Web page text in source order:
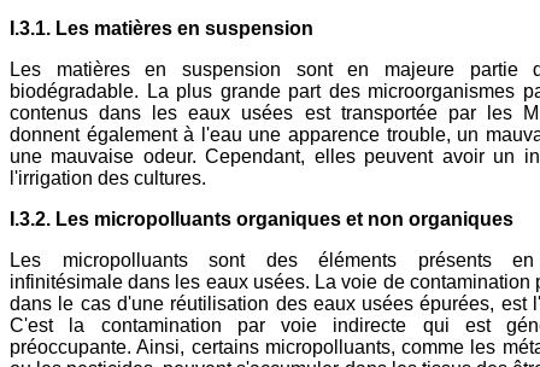
I.3.1. Les matières en suspension
Les matières en suspension sont en majeure partie
biodégradable. La plus grande part des microorganismes
contenus dans les eaux usées est transportée par les
donnent également à l'eau une apparence trouble, un
une mauvaise odeur. Cependant, elles peuvent avoir un
l'irrigation des cultures.
I.3.2. Les micropolluants organiques et non organiques
Les micropolluants sont des éléments présents en
infinitésimale dans les eaux usées. La voie de contamination
dans le cas d'une réutilisation des eaux usées épurées, est
C'est la contamination par voie indirecte qui est
préoccupante. Ainsi, certains micropolluants, comme les